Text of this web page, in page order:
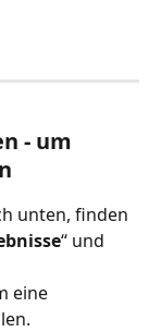
- um
unten, finden
“ und
eine